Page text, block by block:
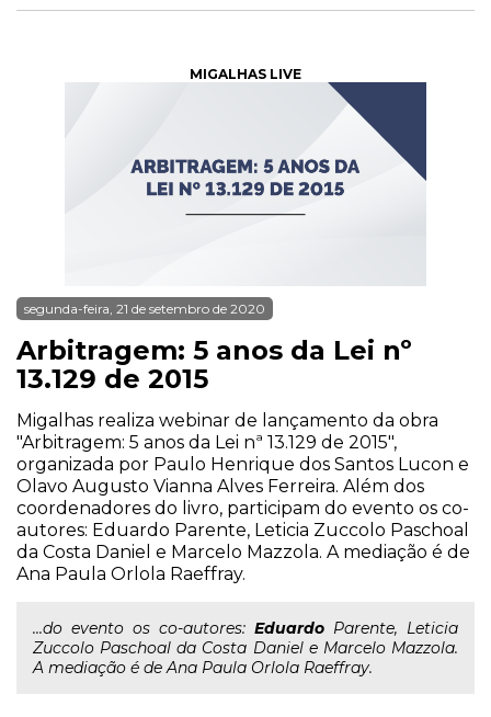
MIGALHAS LIVE
segunda-feira, 21 de setembro de 2020
Arbitragem: 5 anos da Lei nº
13.129 de 2015
Migalhas realiza webinar de lançamento da obra
"Arbitragem: 5 anos da Lei nª 13.129 de 2015",
organizada por Paulo Henrique dos Santos Lucon e
Olavo Augusto Vianna Alves Ferreira. Além dos
coordenadores do livro, participam do evento os co-
autores: Eduardo Parente, Leticia Zuccolo Paschoal
da Costa Daniel e Marcelo Mazzola. A mediação é de
Ana Paula Orlola Raeffray.
...do evento os co-autores: Eduardo Parente, Leticia
Zuccolo Paschoal da Costa Daniel e Marcelo Mazzola.
A mediação é de Ana Paula Orlola Raeffray.